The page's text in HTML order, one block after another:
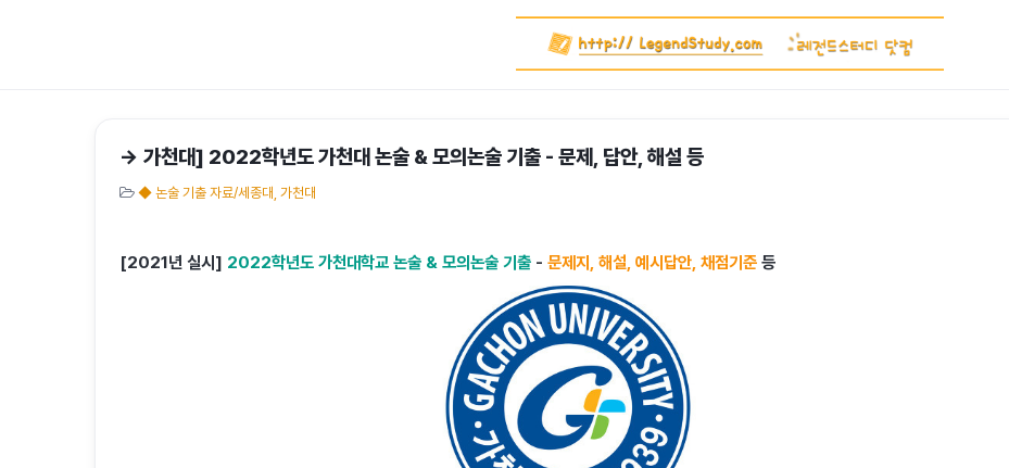
→ 가천대] 2022학년도 가천대 논술 & 모의논술 기출 - 문제, 답안, 해설 등
◆ 논술 기출 자료/세종대, 가천대
[2021년 실시] 2022학년도 가천대학교 논술 & 모의논술 기출 - 문제지, 해설, 예시답안, 채점기준 등